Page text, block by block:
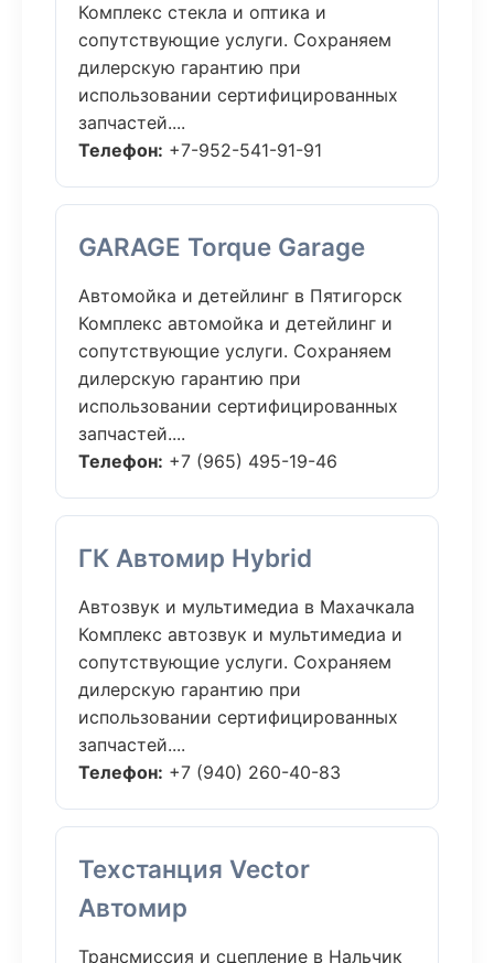
Комплекс стекла и оптика и
сопутствующие услуги. Сохраняем
дилерскую гарантию при
использовании сертифицированных
запчастей....
Телефон: +7-952-541-91-91
GARAGE Torque Garage
Автомойка и детейлинг в Пятигорск
Комплекс автомойка и детейлинг и
сопутствующие услуги. Сохраняем
дилерскую гарантию при
использовании сертифицированных
запчастей....
Телефон: +7 (965) 495-19-46
ГК Автомир Hybrid
Автозвук и мультимедиа в Махачкала
Комплекс автозвук и мультимедиа и
сопутствующие услуги. Сохраняем
дилерскую гарантию при
использовании сертифицированных
запчастей....
Телефон: +7 (940) 260-40-83
Техстанция Vector
Автомир
Трансмиссия и сцепление в Нальчик